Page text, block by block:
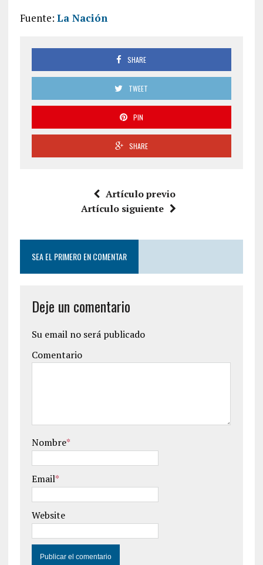
Fuente: La Nación
SHARE
TWEET
PIN
SHARE
Artículo previo
Artículo siguiente
SEA EL PRIMERO EN COMENTAR
Deje un comentario
Su email no será publicado
Comentario
Nombre*
Email*
Website